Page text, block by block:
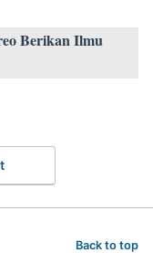
Berikan Ilmu
Back to top